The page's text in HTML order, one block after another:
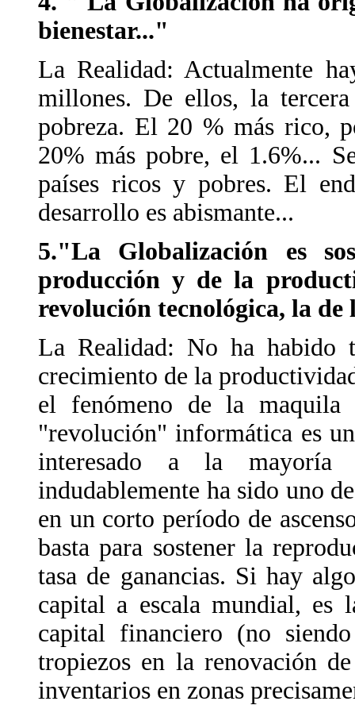
bienestar..."
La Realidad: Actualmente
millones. De ellos, la
pobreza. El 20 % más rico,
20% más pobre, el 1.6%...
países ricos y pobres. El
desarrollo es abismante...
5."La Globalización es
producción y de la
revolución tecnológica, la
La Realidad: No ha habido
crecimiento de la
el fenómeno de la maquila
"revolución" informática es
interesado a la
indudablemente ha sido uno
en un corto período de
basta para sostener la
tasa de ganancias. Si hay
capital a escala mundial, es
capital financiero (no
tropiezos en la renovación
inventarios en zonas